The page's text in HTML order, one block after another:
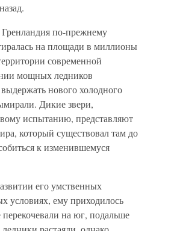
по-прежнему
на площади в миллионы
современной
мощных ледников
нового холодного
Дикие звери,
испытанию, представляют
который существовал там до
к изменившемуся
его умственных
условиях, ему приходилось
перекочевали на юг, подальше